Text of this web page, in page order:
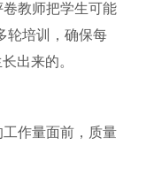
教师把学生可能
轮培训，确保每
出来的。
作量面前，质量